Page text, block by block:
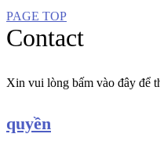
PAGE TOP
Contact
Xin vui lòng bấm vào đây để
quyền